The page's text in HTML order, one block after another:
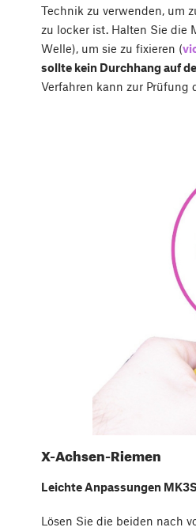
Technik zu verwenden, um
zu locker ist. Halten Sie die
Welle), um sie zu fixieren (
sollte kein Durchhang auf
Verfahren kann zur Prüfung
X-Achsen-Riemen
Leichte Anpassungen
Lösen Sie die beiden nach